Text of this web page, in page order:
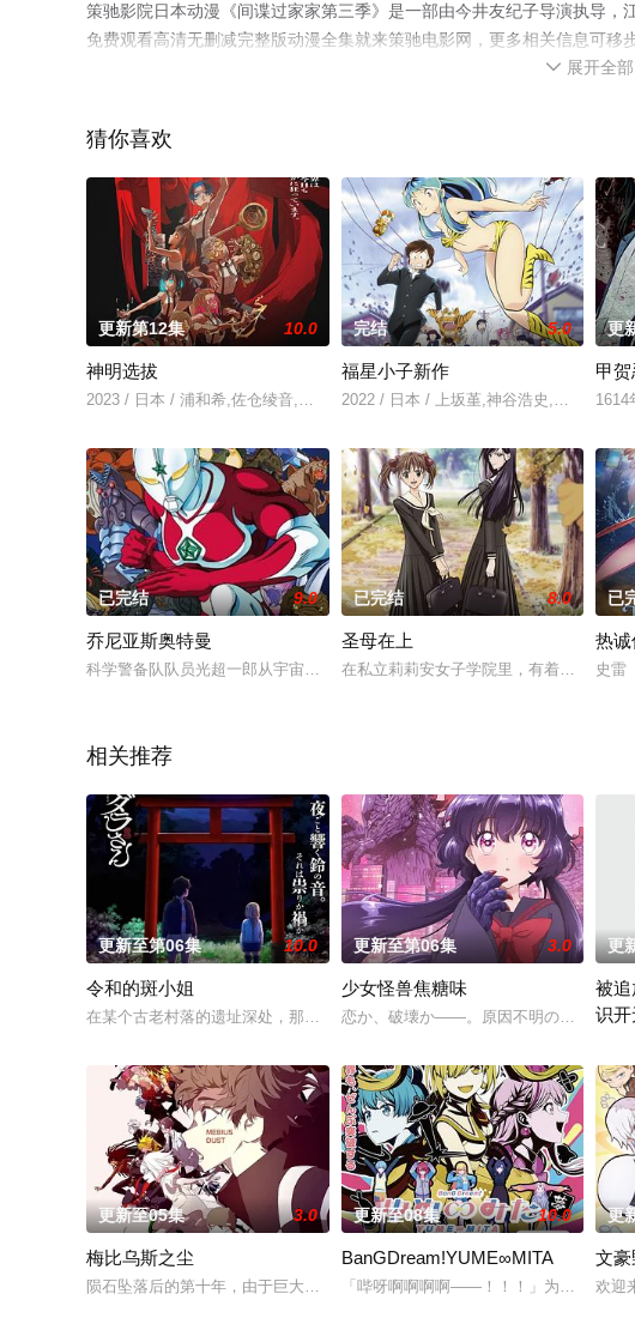
策驰影院日本动漫《间谍过家家第三季》是一部由今井友纪子导演执导
免费观看高清无删减完整版动漫全集就来策驰电影网，更多相关信息可移
 展开全部
猜你喜欢
更新第12集 10.0
神明选拔
2023 / 日本 / 浦和希,佐仓绫音,松本沙罗,内田修一,阿部菜摘子,梶原岳人,楠木灯
完结 5.0
福星小子新作
2022 / 日本 / 上坂堇,神谷浩史,内田真礼,
更
甲
1614
已完结 9.0
乔尼亚斯奥特曼
科学警备队队员光超一郎从宇宙空间站EGG3前往地球的途中与不明宇宙人遭遇
已完结 8.0
圣母在上
在私立莉莉安女子学院里，有着这样一个
已
热
史雷
相关推荐
更新至第06集 10.0
令和的斑小姐
在某个古老村落的遗址深处，那一片禁止入内的区域里，存在着被口口相传为“
更新至第06集 3.0
少女怪兽焦糖味
恋か、破壊か――。原因不明の病に悩まさ
更
被追
识开
更新至05集 3.0
梅比乌斯之尘
陨石坠落后的第十年，由于巨大结晶释放出的神秘粒子“梅比乌斯之尘”的影响，
更新至08集 10.0
BanGDream!YUME∞MITA
「哔呀啊啊啊啊——！！！」为了乐团出
更
文
欢迎